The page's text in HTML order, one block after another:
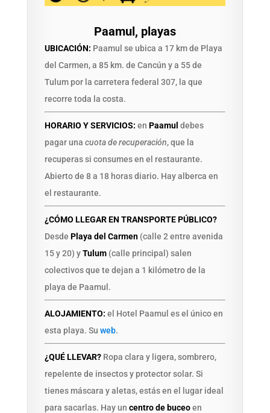
Paamul, playas
UBICACIÓN: Paamul se ubica a 17 km de Playa
del Carmen, a 85 km. de Cancún y a 55 de
Tulum por la carretera federal 307, la que
recorre toda la costa.
HORARIO Y SERVICIOS: en Paamul debes
pagar una cuota de recuperación, que la
recuperas si consumes en el restaurante.
Abierto de 8 a 18 horas diario. Hay alberca en
el restaurante.
¿CÓMO LLEGAR EN TRANSPORTE PÚBLICO?
Desde Playa del Carmen(calle 2 entre avenida
15 y 20) yTulum(calle principal) salen
colectivos que te dejan a 1 kilómetro de la
playa de Paamul.
ALOJAMIENTO: el Hotel Paamul es el único en
esta playa. Su web.
¿QUÉ LLEVAR?Ropa clara y ligera, sombrero,
repelente de insectos y protector solar. Si
tienes máscara y aletas, estás en el lugar ideal
para sacarlas. Hay un centro de buceoen